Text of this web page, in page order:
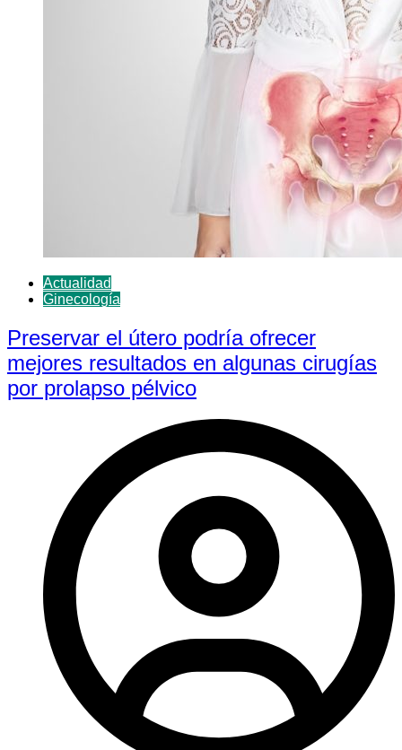
Actualidad
Ginecología
Preservar el útero podría ofrecer
mejores resultados en algunas cirugías
por prolapso pélvico